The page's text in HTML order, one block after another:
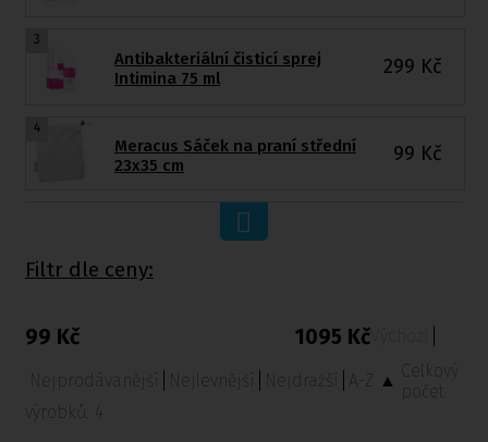
3
Antibakteriální čisticí sprej
Intimina 75 ml
299 Kč
4
Meracus Sáček na praní střední
23x35 cm
99 Kč
Filtr dle ceny:
99 Kč 1095 KčVýchozí
Nejprodávanější Nejlevnější Nejdražší A-Z ▲
Celkový
počet
výrobků:
4